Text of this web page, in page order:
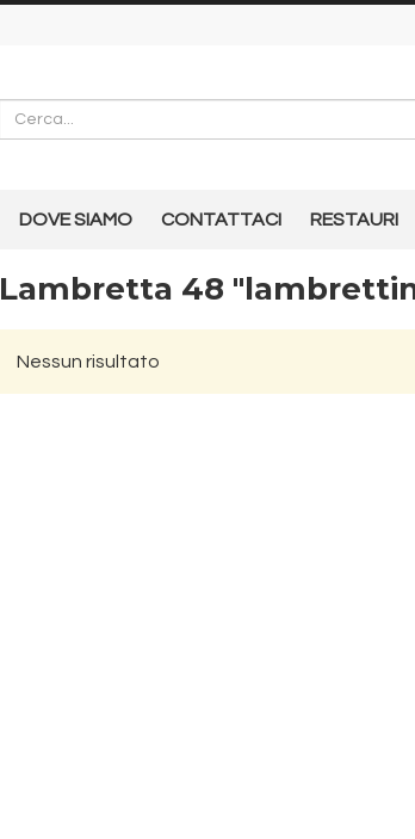
Cerca
DOVE SIAMO CONTATTACI RESTAURI
Lambretta 48
Nessun risultato